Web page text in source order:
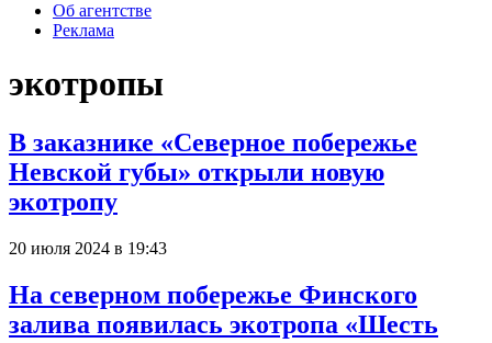
Об агентстве
Реклама
экотропы
В заказнике «Северное побережье
Невской губы» открыли новую
экотропу
20 июля 2024 в 19:43
На северном побережье Финского
залива появилась экотропа «Шесть